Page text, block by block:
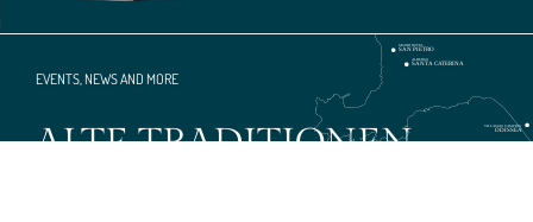
EVENTS, NEWS AND MORE
ALTE TRADITIONEN